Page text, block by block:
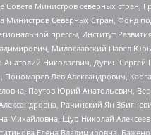
Министров северных стран,
Северных Стран, Фонд
прессы, Институт
Милославский Павел
Николаевич, Дугин
Лев Александрович,
Паутов Юрий Анатольевич,
Рачинский Ян
Михайловна, Щур Николай
Елена Владимировна,